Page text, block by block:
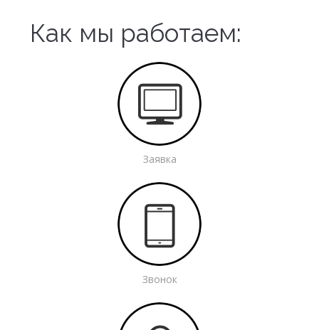
Как мы работаем:
Заявка
Звонок